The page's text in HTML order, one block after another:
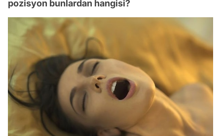
pozisyon bunlardan hangisi?